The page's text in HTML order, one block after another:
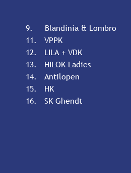
9.
​Blandinia & Lombro
11.
​VPPK
12.
​LILA + VDK
13.
​HILOK Ladies
14.
​Antilopen
15.
​HK
16.
​SK Ghendt